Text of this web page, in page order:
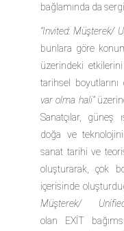
bağlamında da
“Invited: Müşterek/
bunlara göre
üzerindeki
tarihsel
var olma hali"
Sanatçılar, güneş
doğa ve
sanat tarihi ve
oluşturarak, çok
içerisinde
Müşterek/
olan EXİT